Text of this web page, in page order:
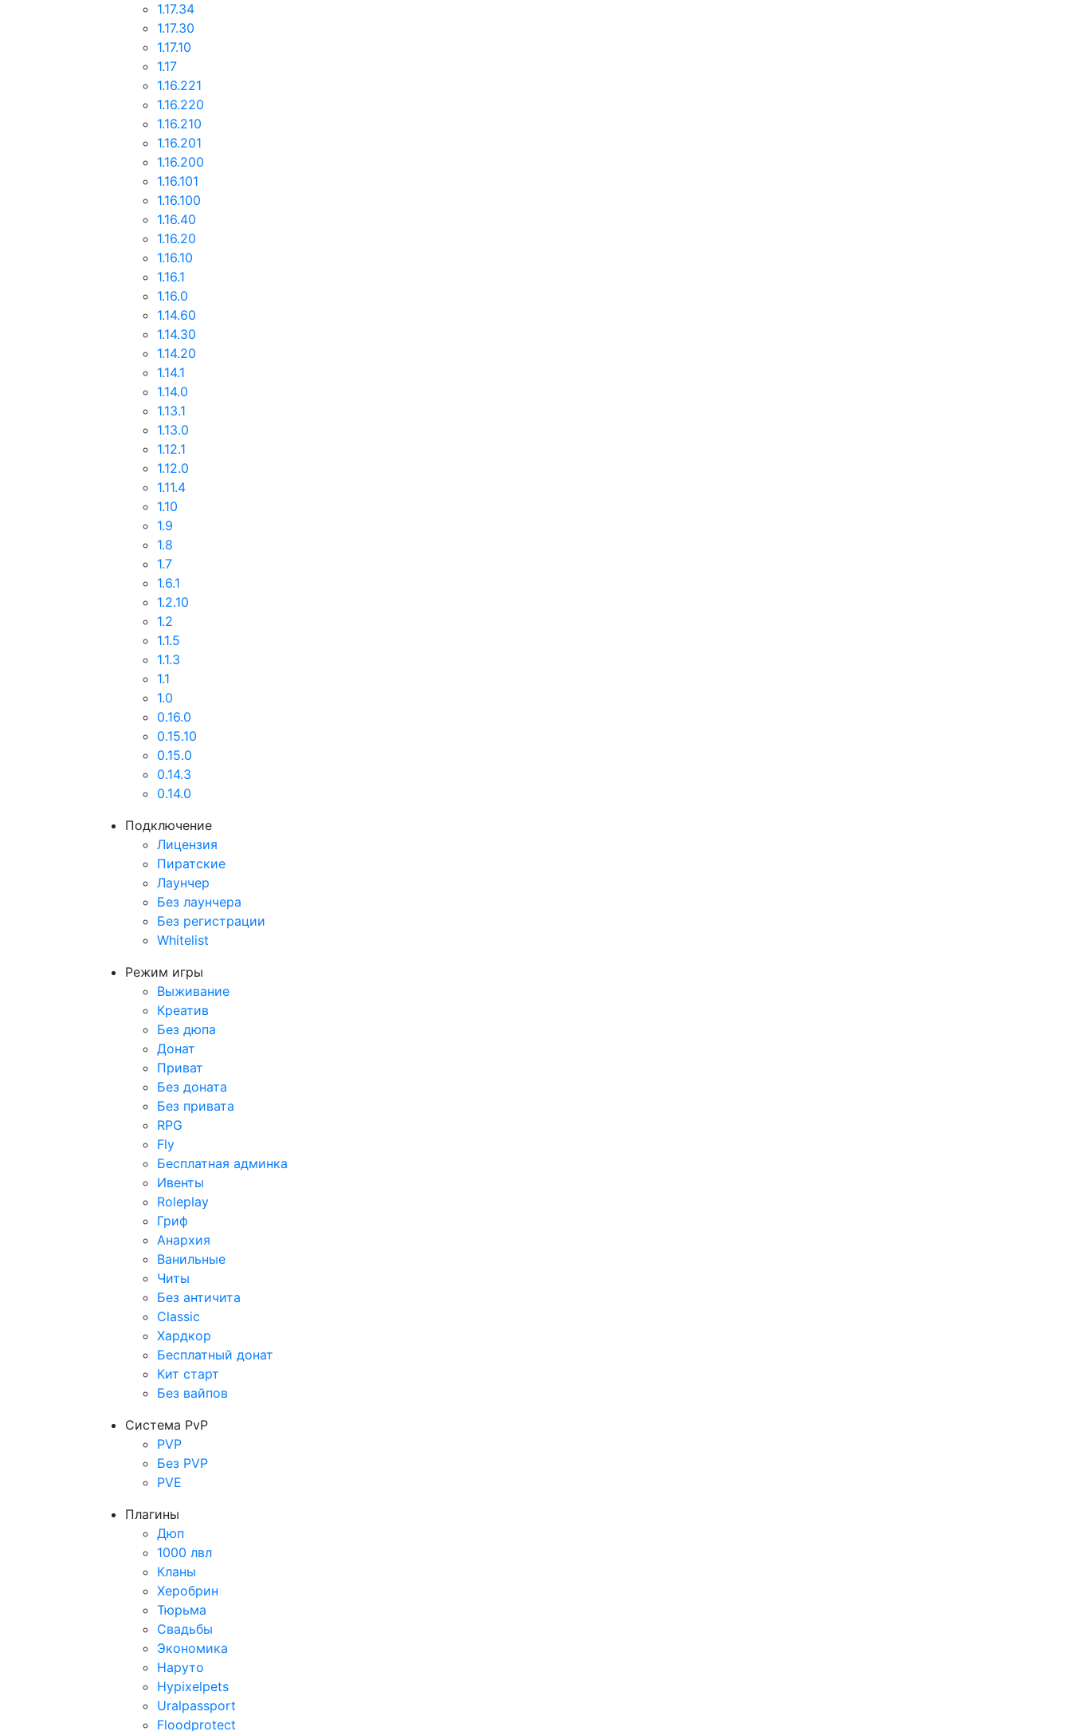
1.17.34
1.17.30
1.17.10
1.17
1.16.221
1.16.220
1.16.210
1.16.201
1.16.200
1.16.101
1.16.100
1.16.40
1.16.20
1.16.10
1.16.1
1.16.0
1.14.60
1.14.30
1.14.20
1.14.1
1.14.0
1.13.1
1.13.0
1.12.1
1.12.0
1.11.4
1.10
1.9
1.8
1.7
1.6.1
1.2.10
1.2
1.1.5
1.1.3
1.1
1.0
0.16.0
0.15.10
0.15.0
0.14.3
0.14.0
Подключение
Лицензия
Пиратские
Лаунчер
Без лаунчера
Без регистрации
Whitelist
Режим игры
Выживание
Креатив
Без дюпа
Донат
Приват
Без доната
Без привата
RPG
Fly
Бесплатная админка
Ивенты
Roleplay
Гриф
Анархия
Ванильные
Читы
Без античита
Classic
Хардкор
Бесплатный донат
Кит старт
Без вайпов
Система PvP
PVP
Без PVP
PVE
Плагины
Дюп
1000 лвл
Кланы
Херобрин
Тюрьма
Свадьбы
Экономика
Наруто
Hypixelpets
Uralpassport
Floodprotect